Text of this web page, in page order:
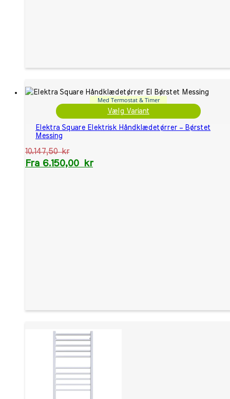
Med Termostat & Timer
Vælg Variant
Elektra Square Elektrisk Håndklædetørrer – Børstet
Messing
10.147,50kr
Fra 6.150,00 kr